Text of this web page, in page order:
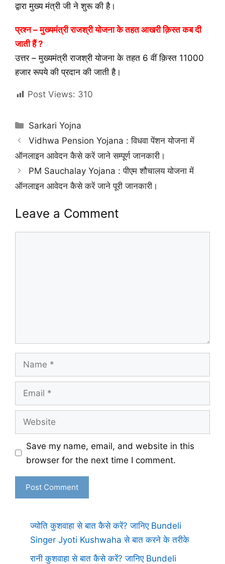
द्वारा मुख्य मंत्री जी ने शुरू की है।
प्रश्न – मुख्यमंत्री राजश्री योजना के तहत आखरी क़िस्त कब दी
जाती हैं ?
उत्तर – मुख्यमंत्री राजश्री योजना के तहत 6 वीं क़िस्त 11000
हजार रूपये की प्रदान की जाती है।
Post Views: 310
Categories
Sarkari Yojna
Vidhwa Pension Yojana : विधवा पेंशन योजना में
ऑनलाइन आवेदन कैसे करें जाने सम्पूर्ण जानकारी।
PM Sauchalay Yojana : पीएम शौचालय योजना में
ऑनलाइन आवेदन कैसे करें जाने पूरी जानकारी।
Leave a Comment
Name
Email
Website
Save my name, email, and website in this
browser for the next time I comment.
ज्योति कुशवाहा से बात कैसे करें? जानिए Bundeli
Singer Jyoti Kushwaha से बात करने के तरीके
रानी कुशवाहा से बात कैसे करें? जानिए Bundeli